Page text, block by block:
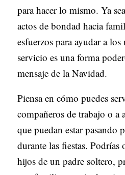
para hacer lo mismo. Ya
actos de bondad hacia
esfuerzos para ayudar a los
servicio es una forma
mensaje de la Navidad.
Piensa en cómo puedes
compañeros de trabajo o a
que puedan estar pasando
durante las fiestas. Podrías
hijos de un padre soltero,